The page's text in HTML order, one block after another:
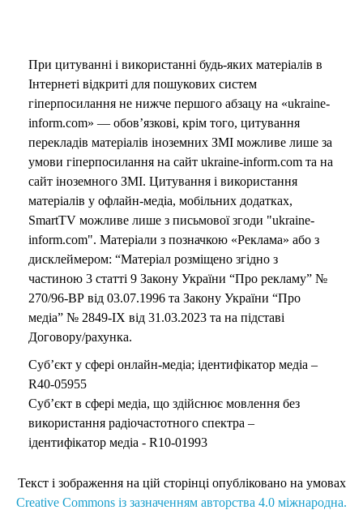
При цитуванні і використанні будь-яких матеріалів в
Інтернеті відкриті для пошукових систем
гіперпосилання не нижче першого абзацу на «ukraine-
inform.com» — обов’язкові, крім того, цитування
перекладів матеріалів іноземних ЗМІ можливе лише за
умови гіперпосилання на сайт ukraine-inform.com та на
сайт іноземного ЗМІ. Цитування і використання
матеріалів у офлайн-медіа, мобільних додатках,
SmartTV можливе лише з письмової згоди "ukraine-
inform.com". Матеріали з позначкою «Реклама» або з
дисклеймером: “Матеріал розміщено згідно з
частиною 3 статті 9 Закону України “Про рекламу” №
270/96-ВР від 03.07.1996 та Закону України “Про
медіа” № 2849-IX від 31.03.2023 та на підставі
Договору/рахунка.
Суб’єкт у сфері онлайн-медіа; ідентифікатор медіа –
R40-05955
Суб’єкт в сфері медіа, що здійснює мовлення без
використання радіочастотного спектра –
ідентифікатор медіа - R10-01993
Текст і зображення на цій сторінці опубліковано на умовах
Creative Commons із зазначенням авторства 4.0 міжнародна.